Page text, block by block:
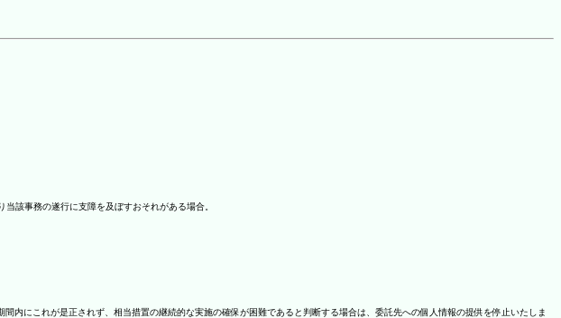
該事務の遂行に支障を及ぼすおそれがある場合。
にこれが是正されず、相当措置の継続的な実施の確保が困難であると判断する場合は、委託先への個人情報の提供を停止いたしま